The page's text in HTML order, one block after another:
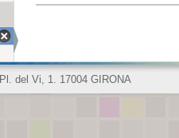
Pl. del Vi, 1. 17004 GIRONA